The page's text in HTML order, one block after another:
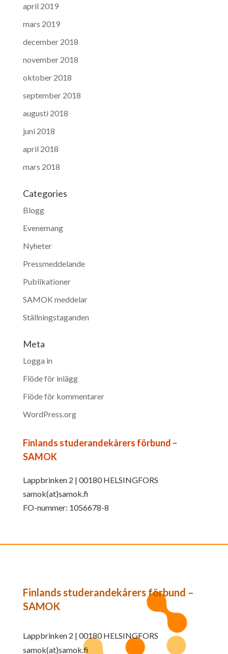
april 2019
mars 2019
december 2018
november 2018
oktober 2018
september 2018
augusti 2018
juni 2018
april 2018
mars 2018
Categories
Blogg
Evenemang
Nyheter
Pressmeddelande
Publikationer
SAMOK meddelar
Ställningstaganden
Meta
Logga in
Flöde för inlägg
Flöde för kommentarer
WordPress.org
Finlands studerandekårers förbund –
SAMOK
Lappbrinken 2 | 00180 HELSINGFORS
samok(at)samok.fi
FO-nummer: 1056678-8
Finlands studerandekårers förbund –
SAMOK
Lappbrinken 2 | 00180 HELSINGFORS
samok(at)samok.fi